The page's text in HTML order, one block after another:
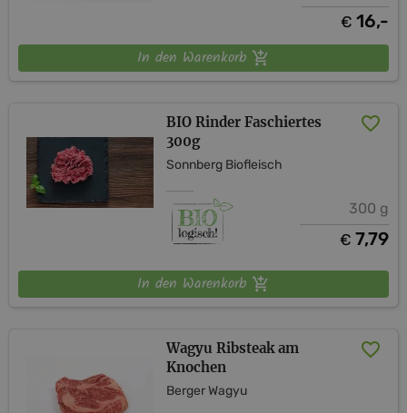
€ 16,-
In den Warenkorb
BIO Rinder Faschiertes
300g
Sonnberg Biofleisch
300 g
€ 7,79
In den Warenkorb
Wagyu Ribsteak am
Knochen
Berger Wagyu